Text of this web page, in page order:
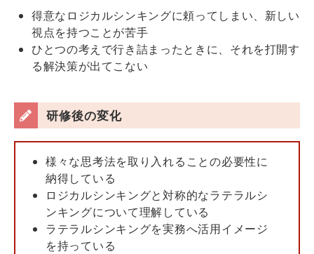
得意なロジカルシンキングに頼ってしまい、新しい
視点を持つことが苦手
ひとつの考えで行き詰まったときに、それを打開す
る解決策が出てこない
研修後の変化
様々な思考法を取り入れることの必要性に
納得している
ロジカルシンキングと対称的なラテラルシ
ンキングについて理解している
ラテラルシンキングを実務へ活用イメージ
を持っている